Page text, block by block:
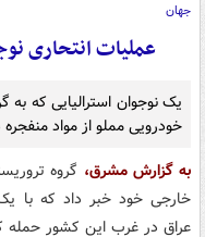
جهان
عملیات انتحاری
یک نوجوان استرالیایی که
خودرویی مملو از مواد
به گزارش مشرق، گروه
خارجی خود خبر داد که با
عراق در غرب این کشور حمله